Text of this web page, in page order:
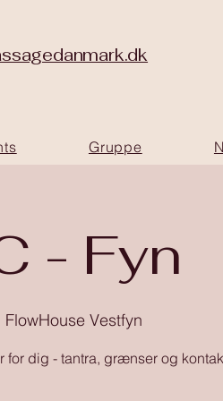
Gruppe
- Fyn
FlowHouse Vestfyn
for dig - tantra, grænser og